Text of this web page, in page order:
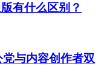
有什么区别？
与内容创作者双